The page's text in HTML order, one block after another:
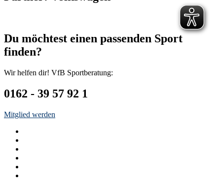
Du möchtest einen passenden Sport
finden?
Wir helfen dir! VfB Sportberatung:
0162 - 39 57 92 1
Mitglied werden